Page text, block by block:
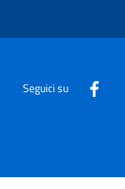
Seguici su